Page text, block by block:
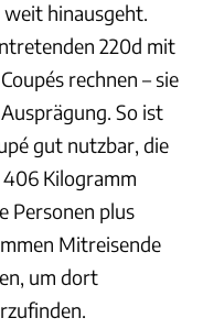
weit hinausgeht.
220d mit
rechnen – sie
So ist
gut nutzbar, die
Kilogramm
Personen plus
Mitreisende
um dort